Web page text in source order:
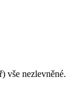
vše nezlevněné.